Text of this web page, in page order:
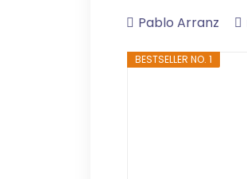
Pablo Arranz
BESTSELLER NO. 1